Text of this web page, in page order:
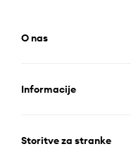
O nas
Informacije
Storitve za stranke